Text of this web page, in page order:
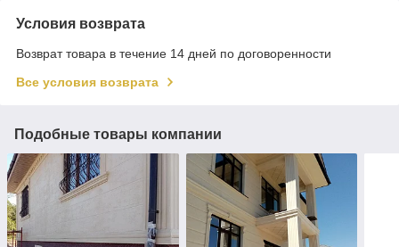
Условия возврата
Возврат товара в течение 14 дней по договоренности
Все условия возврата
Подобные товары компании